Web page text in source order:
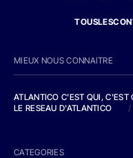
MIEUX NOUS CONNAITRE
ATLANTICO C'EST QUI, C'EST
LE RESEAU D'ATLANTICO
/
CATEGORIES